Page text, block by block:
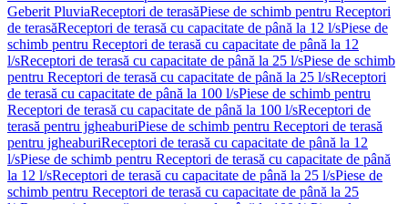
Geberit PluviaReceptori de terasăPiese de schimb pentru Receptori
de terasăReceptori de terasă cu capacitate de până la 12 l/sPiese de
schimb pentru Receptori de terasă cu capacitate de până la 12
l/sReceptori de terasă cu capacitate de până la 25 l/sPiese de schimb
pentru Receptori de terasă cu capacitate de până la 25 l/sReceptori
de terasă cu capacitate de până la 100 l/sPiese de schimb pentru
Receptori de terasă cu capacitate de până la 100 l/sReceptori de
terasă pentru jgheaburiPiese de schimb pentru Receptori de terasă
pentru jgheaburiReceptori de terasă cu capacitate de până la 12
l/sPiese de schimb pentru Receptori de terasă cu capacitate de până
la 12 l/sReceptori de terasă cu capacitate de până la 25 l/sPiese de
schimb pentru Receptori de terasă cu capacitate de până la 25